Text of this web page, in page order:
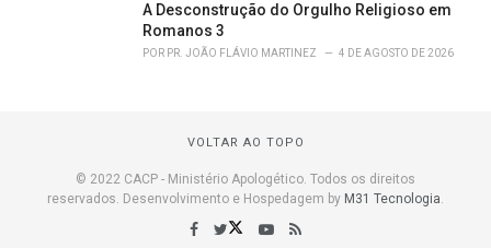
A Desconstrução do Orgulho Religioso em
Romanos 3
POR PR. JOÃO FLÁVIO MARTINEZ 4 DE AGOSTO DE 2026
VOLTAR AO TOPO
© 2022 CACP - Ministério Apologético. Todos os direitos
reservados. Desenvolvimento e Hospedagem by M31 Tecnologia.